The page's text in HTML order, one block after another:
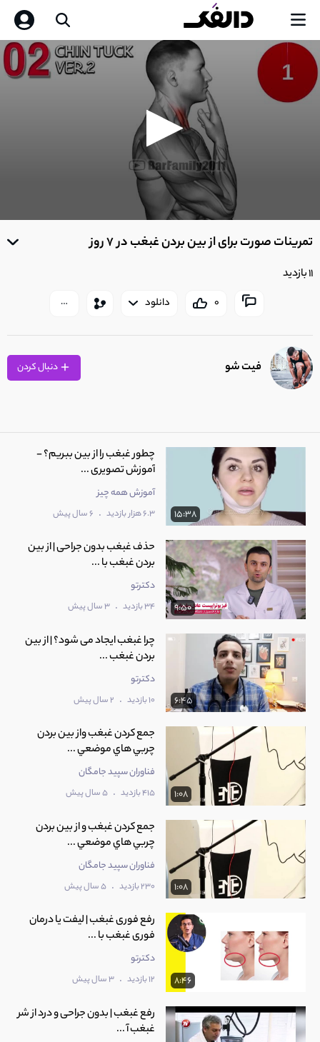
0
of تمرینات صورت برای از بین بردن غبغب در 7 روز
11 بازدید
0 دانلود
فیت شو
15:38
چطور غبغب را از بین ببریم؟ -
آموزش تصویری ...
آموزش همه چیز
6.3 هزار بازدید . 6 سال پیش
9:50
حذف غبغب بدون جراحی | از بین
بردن غبغب با ...
دکترتو
34 بازدید . 3 سال پیش
6:45
چرا غبغب ایجاد می شود؟ | از بین
بردن غبغب ...
دکترتو
10 بازدید . 2 سال پیش
1:08
جمع كردن غبغب واز بين بردن
چربي هاي موضعي ...
فناوران سپید جامگان
415 بازدید . 5 سال پیش
1:08
جمع كردن غبغب و از بين بردن
چربي هاي موضعي ...
فناوران سپید جامگان
230 بازدید . 5 سال پیش
8:46
رفع فوری غبغب | لیفت یا درمان
فوری غبغب با ...
دکترتو
12 بازدید . 3 سال پیش
رفع غبغب | بدون جراحی و درد از شر
غبغب آ ...